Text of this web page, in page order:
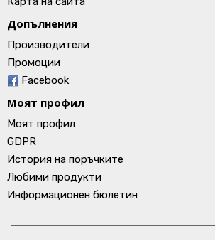
Допълнения
Производители
Промоции
Facebook
Моят профил
Моят профил
GDPR
История на поръчките
Любими продукти
Информационен бюлетин